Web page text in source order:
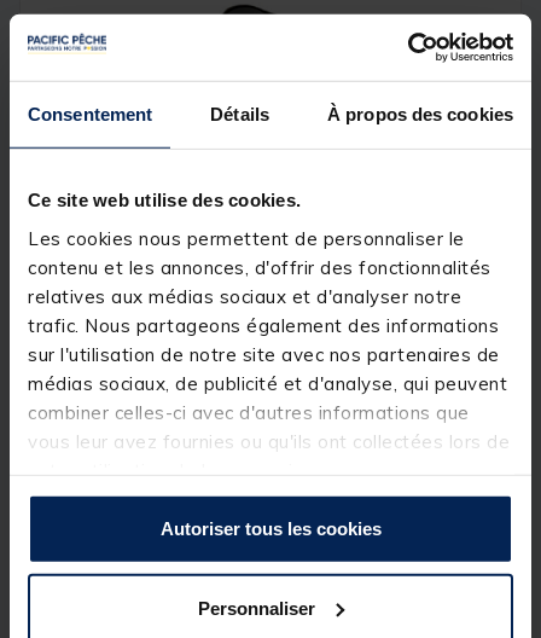
Consentement Détails À propos des cookies
Ce site web utilise des cookies.
Les cookies nous permettent de personnaliser le
contenu et les annonces, d'offrir des fonctionnalités
relatives aux médias sociaux et d'analyser notre
trafic. Nous partageons également des informations
sur l'utilisation de notre site avec nos partenaires de
médias sociaux, de publicité et d'analyse, qui peuvent
combiner celles-ci avec d'autres informations que
vous leur avez fournies ou qu'ils ont collectées lors de
Autoriser tous les cookies
Personnaliser
Moteur Electrique à Variateur Frazer